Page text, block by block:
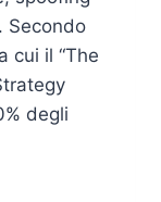
Secondo
cui il “The
degli